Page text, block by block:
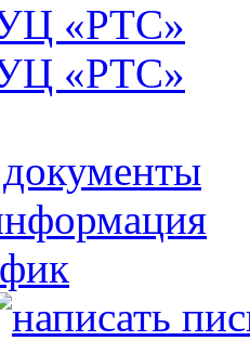
«РТС»
«РТС»